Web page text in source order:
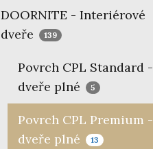
DOORNITE - Interiérové
dveře
139
Povrch CPL Standard -
dveře plné
5
Povrch CPL Premium -
dveře plné
13